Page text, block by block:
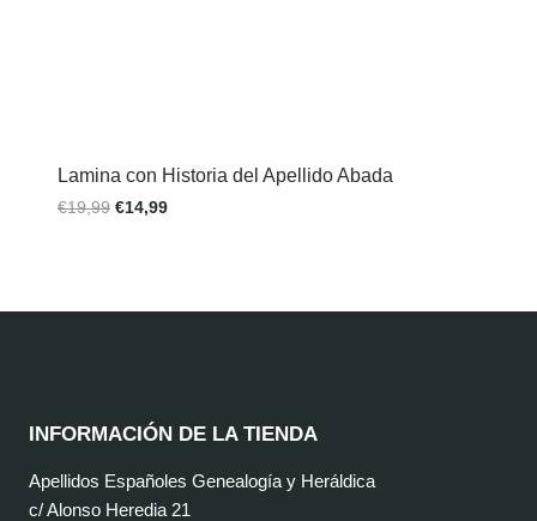
Lamina con Historia del Apellido Abada
€19,99 €14,99
INFORMACIÓN DE LA TIENDA
Apellidos Españoles Genealogía y Heráldica
c/ Alonso Heredia 21